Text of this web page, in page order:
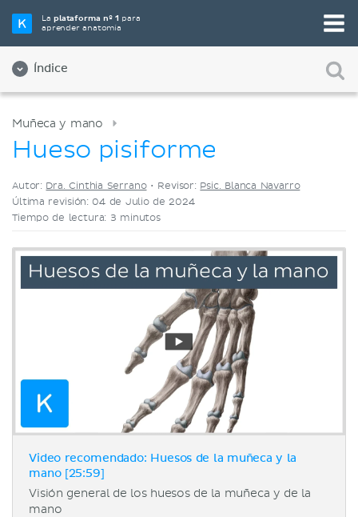
Laplataforma nº 1 para
aprender anatomía
Índice
Elige tu herramienta de estudio favorita
Videos
Muñeca y mano
Hueso pisiforme
Autor: Dra. Cinthia Serrano• Revisor: Psic. Blanca Navarro
Última revisión: 04 de Julio de 2024
Tiempo de lectura: 3 minutos
Video recomendado: Huesos de la muñeca y la
mano [25:59]
Visión general de los huesos de la muñeca y de la
mano